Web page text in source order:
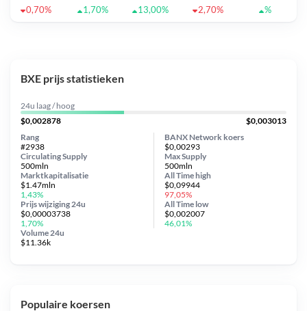
0,70%
1,70% 13,00% 2,70% %
BXE prijs statistieken
24u laag / hoog
$0,002878
$0,003013
BANX Network koers
$0,00293
Circulating Supply
500mln
Prijs wijziging 24u
$0,00003738
1,70%
Max Supply
500mln
Marktkapitalisatie
$1.47mln
1,43%
Volume 24u
$11.36k
Rang
#2938
All Timehigh
$0,09944
97,05%
All Time low
$0,002007
46,01%
Populaire koersen